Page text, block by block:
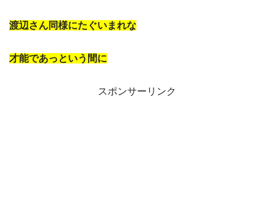
渡辺さん同様にたぐいまれな
才能であっという間に
スポンサーリンク